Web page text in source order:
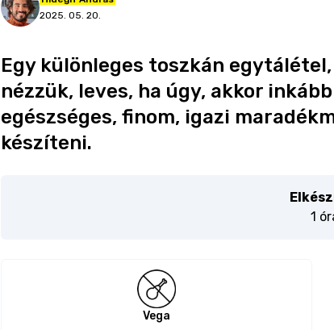
2025. 05. 20.
Egy különleges toszkán
nézzük, leves, ha úgy, akkor
egészséges, finom, igazi
készíteni.
1
Vega